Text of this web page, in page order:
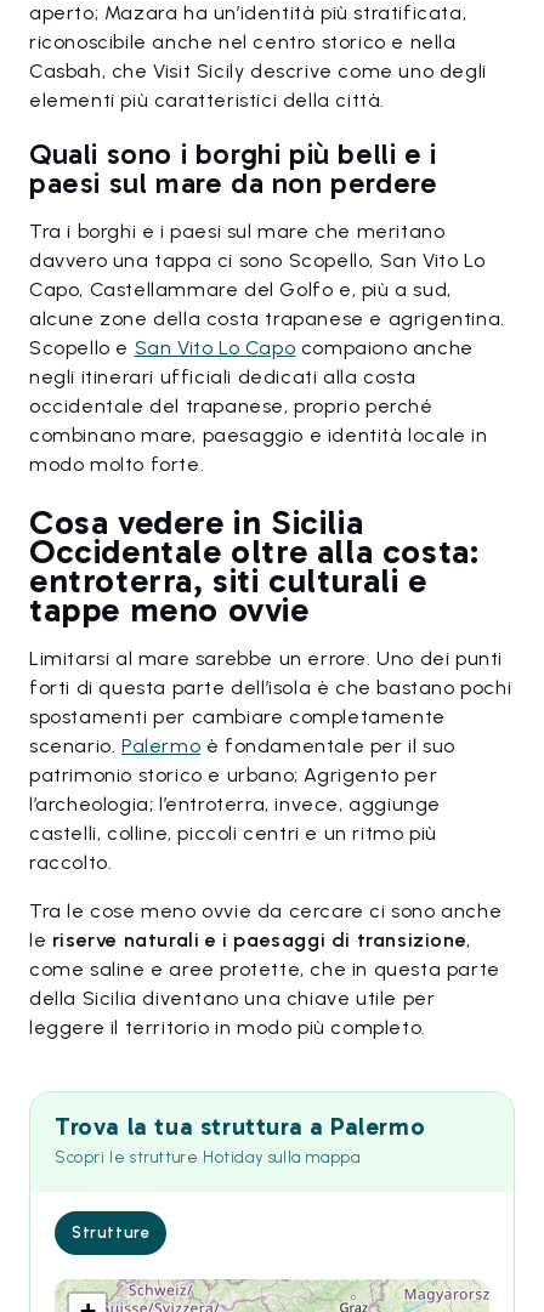
aperto; Mazara ha un’identità più stratificata,
riconoscibile anche nel centro storico e nella
Casbah, che Visit Sicily descrive come uno degli
elementi più caratteristici della città.
Quali sono i borghi più belli e i
paesi sul mare da non perdere
Tra i borghi e i paesi sul mare che meritano
davvero una tappa ci sono Scopello, San Vito Lo
Capo, Castellammare del Golfo e, più a sud,
alcune zone della costa trapanese e agrigentina.
Scopello e San Vito Lo Capo compaiono anche
negli itinerari ufficiali dedicati alla costa
occidentale del trapanese, proprio perché
combinano mare, paesaggio e identità locale in
modo molto forte.
Cosa vedere in Sicilia
Occidentale oltre alla costa:
entroterra, siti culturali e
tappe meno ovvie
Limitarsi al mare sarebbe un errore. Uno dei punti
forti di questa parte dell’isola è che bastano pochi
spostamenti per cambiare completamente
scenario. Palermo è fondamentale per il suo
patrimonio storico e urbano; Agrigento per
l’archeologia; l’entroterra, invece, aggiunge
castelli, colline, piccoli centri e un ritmo più
raccolto.
Tra le cose meno ovvie da cercare ci sono anche
le riserve naturali e i paesaggi di transizione,
come saline e aree protette, che in questa parte
della Sicilia diventano una chiave utile per
leggere il territorio in modo più completo.
Trova la tua struttura a Palermo
Scopri le strutture Hotiday sulla mappa
Strutture